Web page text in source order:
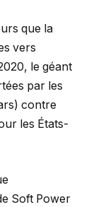
que la
vers
le géant
par les
contre
les États-
Soft Power